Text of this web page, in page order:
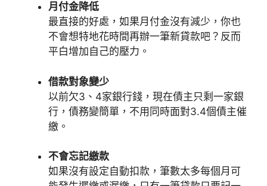
月付金降低
最直接的好處，如果月付金沒有減少，你也
不會想特地花時間再辦一筆新貸款吧？反而
平白增加自己的壓力。
借款對象變少
以前欠3、4家銀行錢，現在債主只剩一家銀
行，債務變簡單，不用同時面對3.4個債主催
繳。
不會忘記繳款
如果沒有設定自動扣款，筆數太多每個月可